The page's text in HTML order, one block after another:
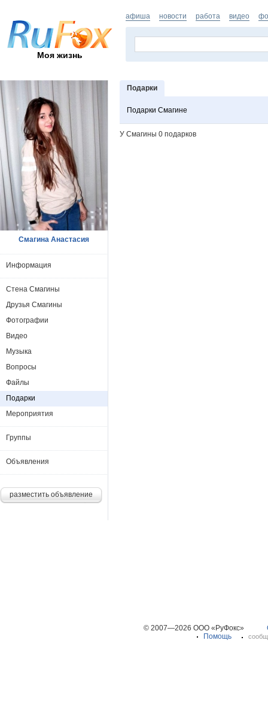
Моя жизнь
афиша новости работа видео
Подарки
Подарки Смагине
У Смагины 0 подарков
Смагина Анастасия
Информация
Стена Смагины
Друзья Смагины
Фотографии
Видео
Музыка
Вопросы
Файлы
Подарки
Мероприятия
Группы
Объявления
разместить объявление
© 2007—2026 ООО «РуФокс»
Помощь